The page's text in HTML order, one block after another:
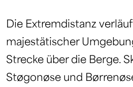
Die Extremdistanz
majestätischer
Strecke über die Berge.
Støgonøse und